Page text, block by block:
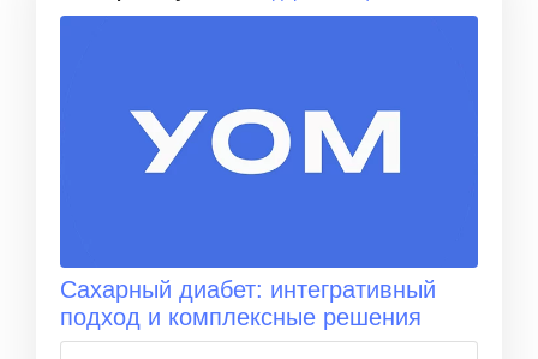
Сахарный диабет: интегративный
подход и комплексные решения